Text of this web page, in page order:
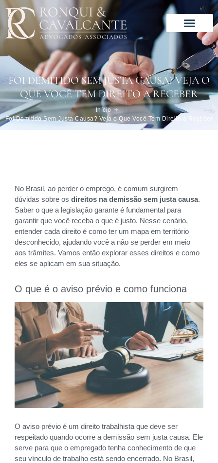
para
o
conteúdo
FOI DEMITIDO SEM JUSTA CAUSA? VEJA O
QUE VOCÊ TEM DIREITO A RECEBER
Início
Foi Demitido Sem Justa Causa? Veja o Que Você Tem Direito a Receber
No Brasil, ao perder o emprego, é comum surgirem
dúvidas sobre os direitos na demissão sem justa causa.
Saber o que a legislação garante é fundamental para
garantir que você receba o que é justo. Nesse cenário,
entender cada direito é como ter um mapa em território
desconhecido, ajudando você a não se perder em meio
aos trâmites. Vamos então explorar esses direitos e como
eles se aplicam em sua situação.
O que é o aviso prévio e como funciona
O aviso prévio é um direito trabalhista que deve ser
respeitado quando ocorre a demissão sem justa causa. Ele
serve para que o empregado tenha conhecimento de que
seu vínculo de trabalho está sendo encerrado. No Brasil,